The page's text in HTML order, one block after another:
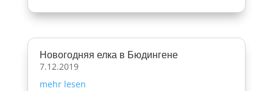
Новогодняя елка в Бюдингене
7.12.2019
mehr lesen